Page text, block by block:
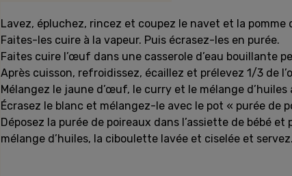
Lavez, épluchez, rincez et coupez le navet et la pomme
Faites-les cuire à la vapeur. Puis écrasez-les en purée.
Faites cuire l’œuf dans une casserole d’eau bouillante
Après cuisson, refroidissez, écaillez et prélevez 1/3 de
Mélangez le jaune d’œuf, le curry et le mélange
Écrasez le blanc et mélangez-le avec le pot « purée de
Déposez la purée de poireaux dans l’assiette de bébé
mélange d’huiles, la ciboulette lavée et ciselée et